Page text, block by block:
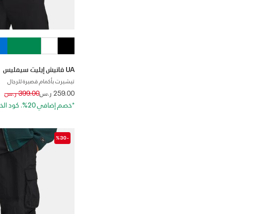
UA فانيش إيليت سيمليس
تيشيرت بأكمام قصيرة للرجال
259.00 ر.سPrice reduced from
399.00 ر.سto
*خصم إضافي 20%. كود الخصم: EXTRA20
-%30